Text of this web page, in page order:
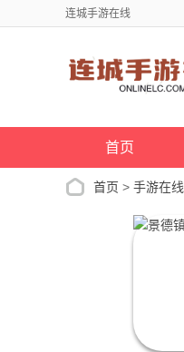
连城手游在线
首页
首页 > 手游在线